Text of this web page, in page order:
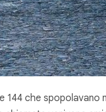
144 che spopolavano